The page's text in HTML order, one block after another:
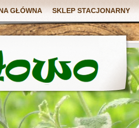
GŁÓWNA SKLEP STACJONARNY